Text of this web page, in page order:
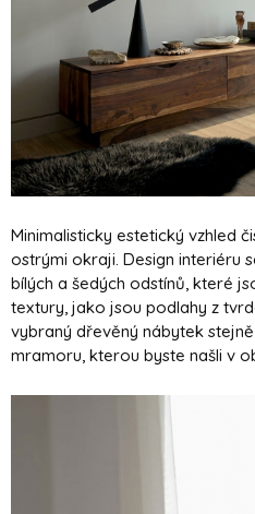
Minimalisticky estetický vzhled
ostrými okraji. Design interiéru
bílých a šedých odstínů, které
textury, jako jsou podlahy z
vybraný dřevěný nábytek
mramoru, kterou byste našli v